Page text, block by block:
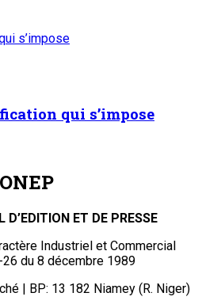
s’impose
qui s’impose
ET DE PRESSE
Industriel et Commercial
26 du 8 décembre 1989
| BP: 13 182 Niamey (R. Niger)